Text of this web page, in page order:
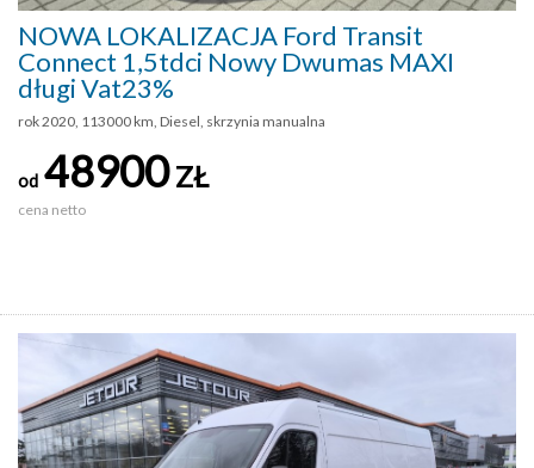
NOWA LOKALIZACJA Ford Transit
Connect 1,5tdci Nowy Dwumas MAXI
długi Vat23%
rok 2020, 113000 km, Diesel, skrzynia manualna
od 48900ZŁ
cena netto